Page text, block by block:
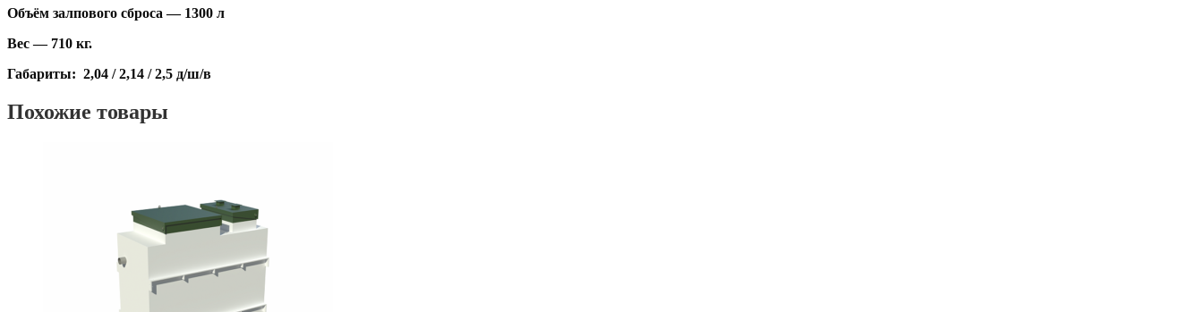
Объём залпового сброса — 1300 л
Вес — 710 кг.
Габариты: 2,04 / 2,14 / 2,5 д/ш/в
Похожие товары